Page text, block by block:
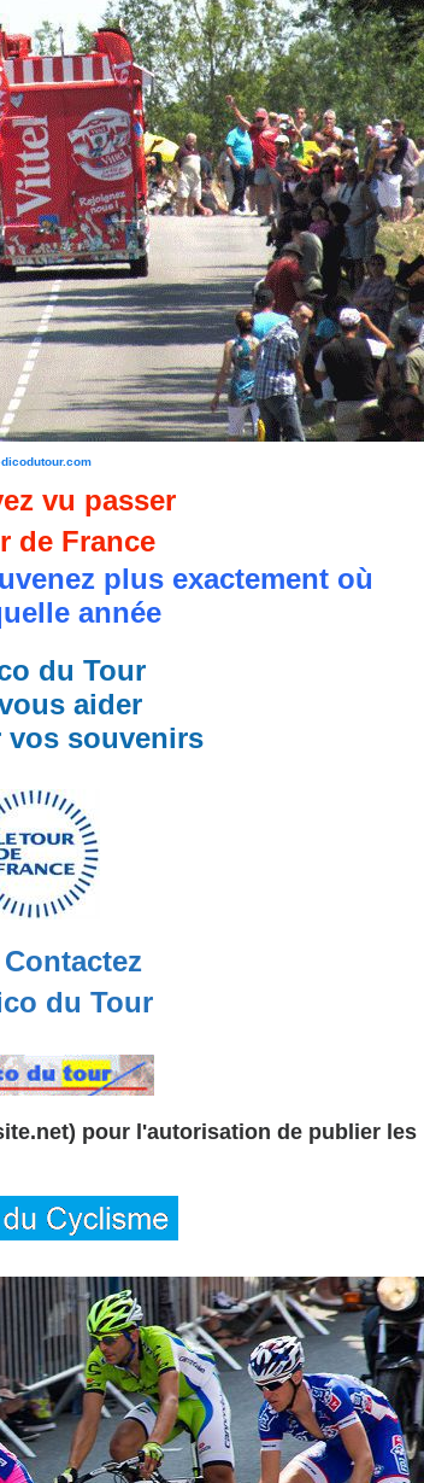
vu passer
de France
plus exactement où
année
du Tour
aider
vos souvenirs
du Tour
pour l'autorisation de publier les